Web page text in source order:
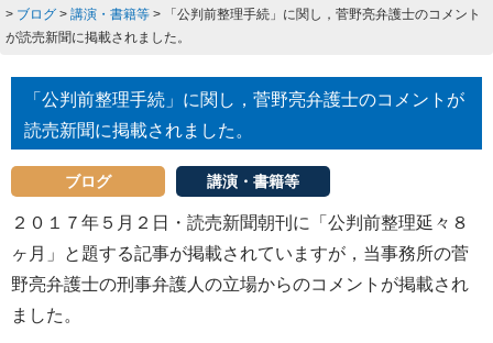
> ブログ > 講演・書籍等 >
「公判前整理手続」に関し，菅野亮弁護士のコメント
が読売新聞に掲載されました。
「公判前整理手続」に関し，菅野亮弁護士のコメントが
読売新聞に掲載されました。
ブログ 講演・書籍等
２０１７年５月２日・読売新聞朝刊に「公判前整理延々８
ヶ月」と題する記事が掲載されていますが，当事務所の菅
野亮弁護士の刑事弁護人の立場からのコメントが掲載され
ました。